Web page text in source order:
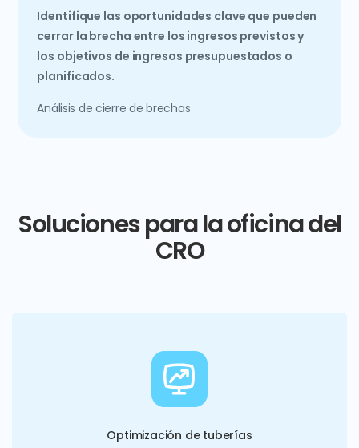
Identifique las oportunidades clave que pueden
cerrar la brecha entre los ingresos previstos y
los objetivos de ingresos presupuestados o
planificados.
Análisis de cierre de brechas
Soluciones para la oficina del
CRO
Optimización de tuberías